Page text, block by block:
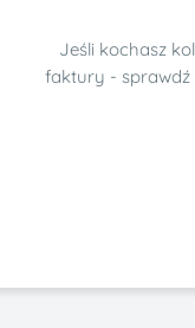
Jeśli kochasz
faktury - sprawdź